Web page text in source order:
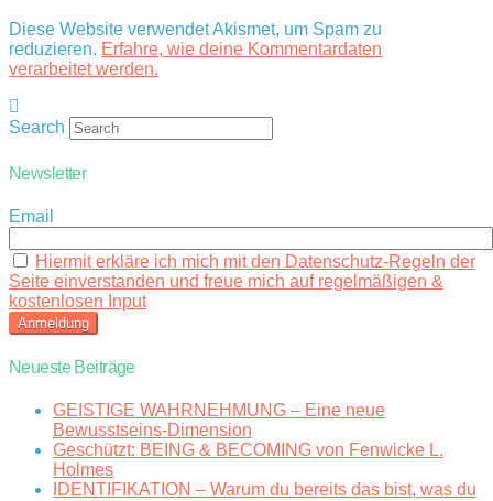
Diese Website verwendet Akismet, um Spam zu
reduzieren. Erfahre, wie deine Kommentardaten
verarbeitet werden.
Search
Newsletter
Email
Hiermit erkläre ich mich mit den Datenschutz-Regeln der
Seite einverstanden und freue mich auf regelmäßigen &
kostenlosen Input
Neueste Beiträge
GEISTIGE WAHRNEHMUNG – Eine neue
Bewusstseins-Dimension
Geschützt: BEING & BECOMING von Fenwicke L.
Holmes
IDENTIFIKATION – Warum du bereits das bist, was du